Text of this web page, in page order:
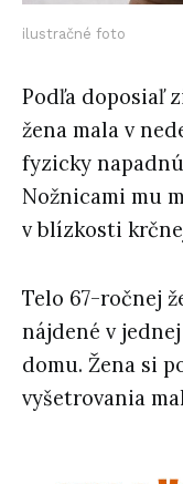
ilustračné foto
Podľa doposiaľ
žena mala v
fyzicky
Nožnicami mu
v blízkosti
Telo 67-ročnej
nájdené v
domu. Žena si
vyšetrovania